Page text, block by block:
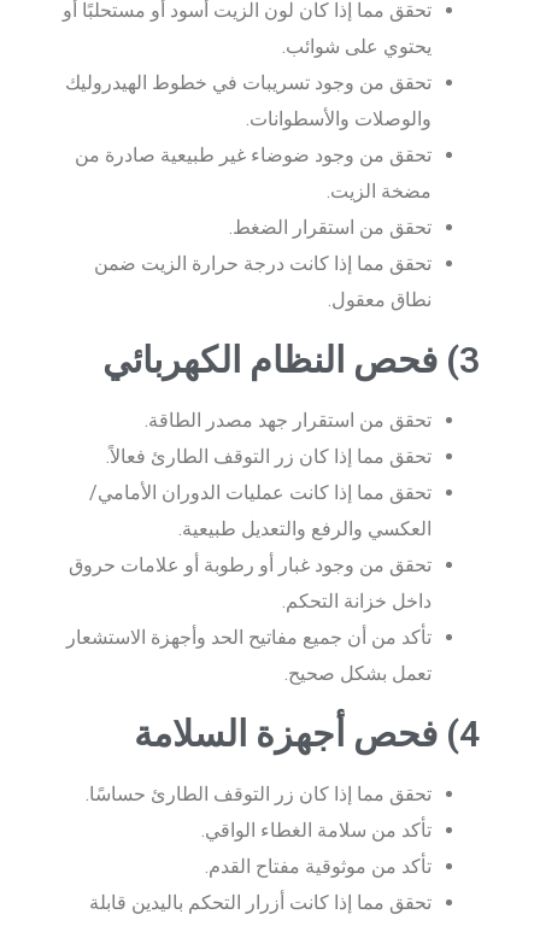
تحقق مما إذا كان لون الزيت أسود أو مستحلبًا أو
يحتوي على شوائب.
تحقق من وجود تسريبات في خطوط الهيدروليك
والوصلات والأسطوانات.
تحقق من وجود ضوضاء غير طبيعية صادرة من
مضخة الزيت.
تحقق من استقرار الضغط.
تحقق مما إذا كانت درجة حرارة الزيت ضمن
نطاق معقول.
3) فحص النظام الكهربائي
تحقق من استقرار جهد مصدر الطاقة.
تحقق مما إذا كان زر التوقف الطارئ فعالاً.
تحقق مما إذا كانت عمليات الدوران الأمامي/
العكسي والرفع والتعديل طبيعية.
تحقق من وجود غبار أو رطوبة أو علامات حروق
داخل خزانة التحكم.
تأكد من أن جميع مفاتيح الحد وأجهزة الاستشعار
تعمل بشكل صحيح.
4) فحص أجهزة السلامة
تحقق مما إذا كان زر التوقف الطارئ حساسًا.
تأكد من سلامة الغطاء الواقي.
تأكد من موثوقية مفتاح القدم.
تحقق مما إذا كانت أزرار التحكم باليدين قابلة